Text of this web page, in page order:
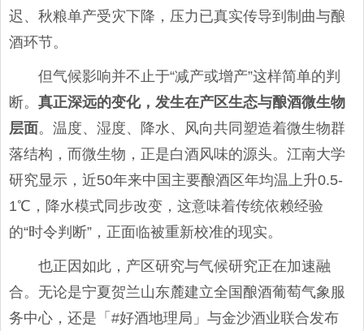
迟、秋粮单产受灾下降，压力已真实传导到制曲与酿
酒环节。
但气候影响并不止于“减产或增产”这样简单的判
断。 真正深远的变化，发生在产区生态与酿酒微生物
层面。温度、湿度、降水、风向共同塑造着微生物群
落结构，而微生物，正是白酒风味的源头。江南大学
研究显示，近50年来中国主要酿酒区年均温上升0.5-
1℃，降水模式同步改变，这意味着传统依赖经验
的“时令判断”，正面临被重新校准的现实。
也正因如此，产区研究与气候研究正在加速融
合。无论是宁夏贺兰山东麓建立全国酿酒葡萄气象服
务中心，还是「#好酒地理局」与金沙酒业联合发布